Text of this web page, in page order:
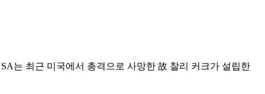
는 최근 미국에서 총격으로 사망한 故 찰리 커크가 설립한